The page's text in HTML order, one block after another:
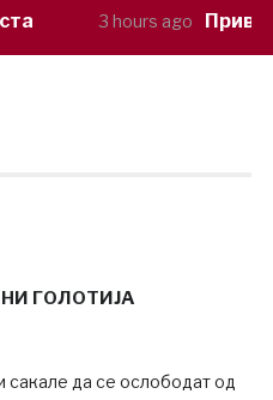
3 hours ago
ГОЛОТИЈА
да се ослободат од